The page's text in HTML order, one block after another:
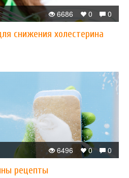
0
0
6686
снижения холестерина
0
0
6496
рецепты